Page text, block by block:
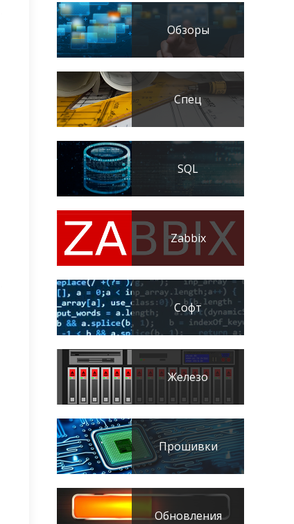
Обзоры
Спец
SQL
Zabbix
Софт
Железо
Прошивки
Обновления